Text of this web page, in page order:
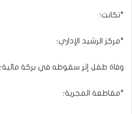
*تكانت؛
*مركز الرشيد الإداري؛
وفاة طفل إثر سقوطه في بركة مائية؛
*مقاطعة المجرية؛